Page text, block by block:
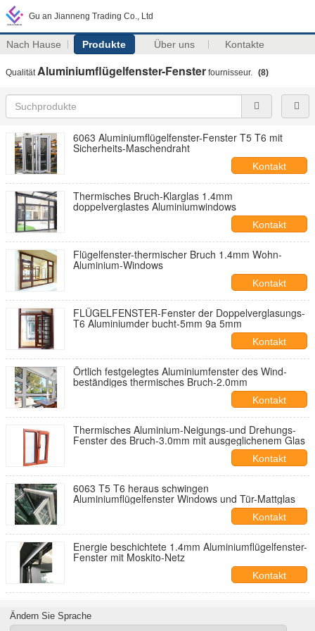
Gu an Jianneng Trading Co., Ltd
Nach Hause Produkte Über uns Kontakte
QualitätAluminiumflügelfenster-Fenster fournisseur. (8)
6063 Aluminiumflügelfenster-Fenster T5 T6 mit
Sicherheits-Maschendraht
Kontakt
Thermisches Bruch-Klarglas 1.4mm
doppelverglastes Aluminiumwindows
Kontakt
Flügelfenster-thermischer Bruch 1.4mm Wohn-
Aluminium-Windows
Kontakt
FLÜGELFENSTER-Fenster der Doppelverglasungs-
T6 Aluminiumder bucht-5mm 9a 5mm
Kontakt
Örtlich festgelegtes Aluminiumfenster des Wind-
beständiges thermisches Bruch-2.0mm
Kontakt
Thermisches Aluminium-Neigungs-und Drehungs-
Fenster des Bruch-3.0mm mit ausgeglichenem Glas
Kontakt
6063 T5 T6 heraus schwingen
Aluminiumflügelfenster Windows und Tür-Mattglas
Kontakt
Energie beschichtete 1.4mm Aluminiumflügelfenster-
Fenster mit Moskito-Netz
Kontakt
Ändern Sie Sprache